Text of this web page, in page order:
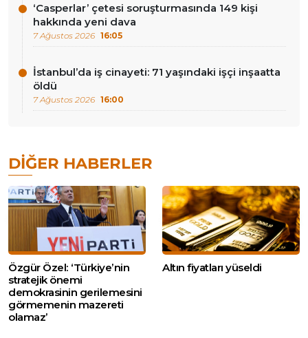
‘Casperlar’ çetesi soruşturmasında 149 kişi
hakkında yeni dava
7 Ağustos 2026 16:05
İstanbul’da iş cinayeti: 71 yaşındaki işçi inşaatta
öldü
7 Ağustos 2026 16:00
DIĞER HABERLER
Özgür Özel: ‘Türkiye’nin
stratejik önemi
demokrasinin gerilemesini
görmemenin mazereti
olamaz’
Altın fiyatları yüseldi